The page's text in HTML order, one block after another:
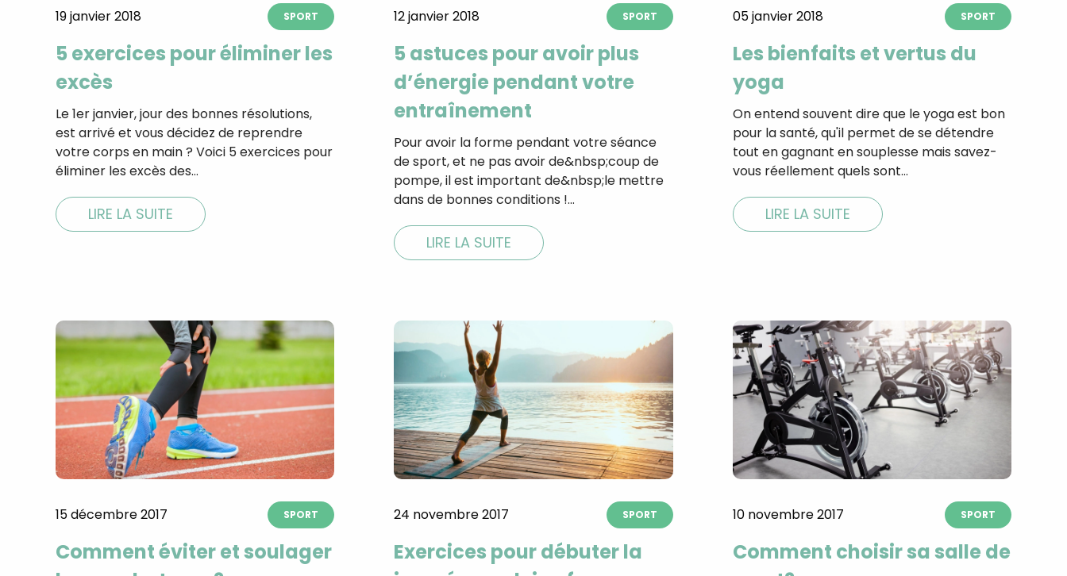
19 janvier 2018 SPORT
5 exercices pour éliminer les
excès
Le 1er janvier, jour des bonnes résolutions,
est arrivé et vous décidez de reprendre
votre corps en main ? Voici 5 exercices pour
éliminer les excès des…
LIRE LA SUITE
12 janvier 2018 SPORT
5 astuces pour avoir plus
d’énergie pendant votre
entraînement
Pour avoir la forme pendant votre séance
de sport, et ne pas avoir de&nbsp;coup de
pompe, il est important de&nbsp;le mettre
dans de bonnes conditions !…
LIRE LA SUITE
05 janvier 2018 SPORT
Les bienfaits et vertus du
yoga
On entend souvent dire que le yoga est bon
pour la santé, qu'il permet de se détendre
tout en gagnant en souplesse mais savez-
vous réellement quels sont…
LIRE LA SUITE
15 décembre 2017 SPORT
Comment éviter et soulager
24 novembre 2017 SPORT
Exercices pour débuter la
10 novembre 2017 SPORT
Comment choisir sa salle de
×
Recevez gratuitement 180
recettes inédites de CROQ
Ainsi que la newsletter promotionnelle de